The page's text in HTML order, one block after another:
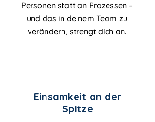
Personen statt an Prozessen –
und das in deinem Team zu
verändern, strengt dich an.
Einsamkeit an der
Spitze